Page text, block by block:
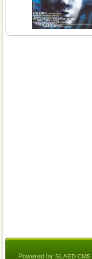
Powered by SLAED CMS